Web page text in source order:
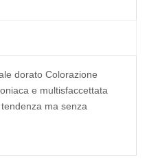
dorato Colorazione
e multisfaccettata
ma senza